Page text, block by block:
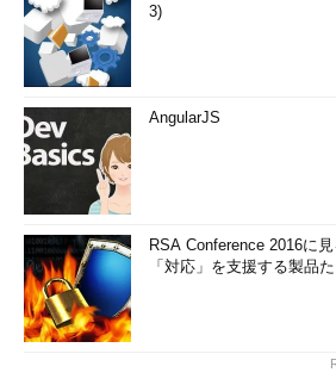
3)
AngularJS
RSA Conference 2016に
「対応」を支援する製品